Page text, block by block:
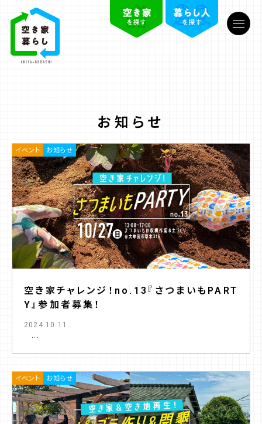
お知らせ
イベント お知らせ
空き家チャレンジ！no.13『さつまいもPART
Y』参加者募集！
2024.10.11
...
イベント お知らせ